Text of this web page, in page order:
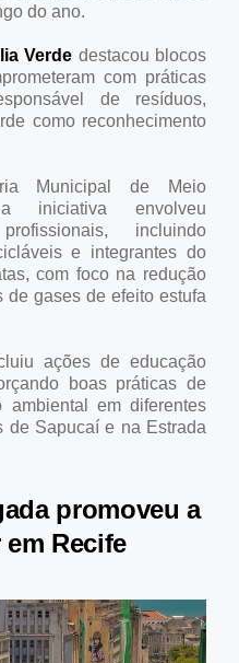
do ano.
Verde destacou blocos
com práticas
de resíduos,
como reconhecimento
Municipal de Meio
iniciativa envolveu
incluindo
e integrantes do
com foco na redução
gases de efeito estufa
ações de educação
boas práticas de
ambiental em diferentes
de Sapucaí e na Estrada
promoveu a
Recife